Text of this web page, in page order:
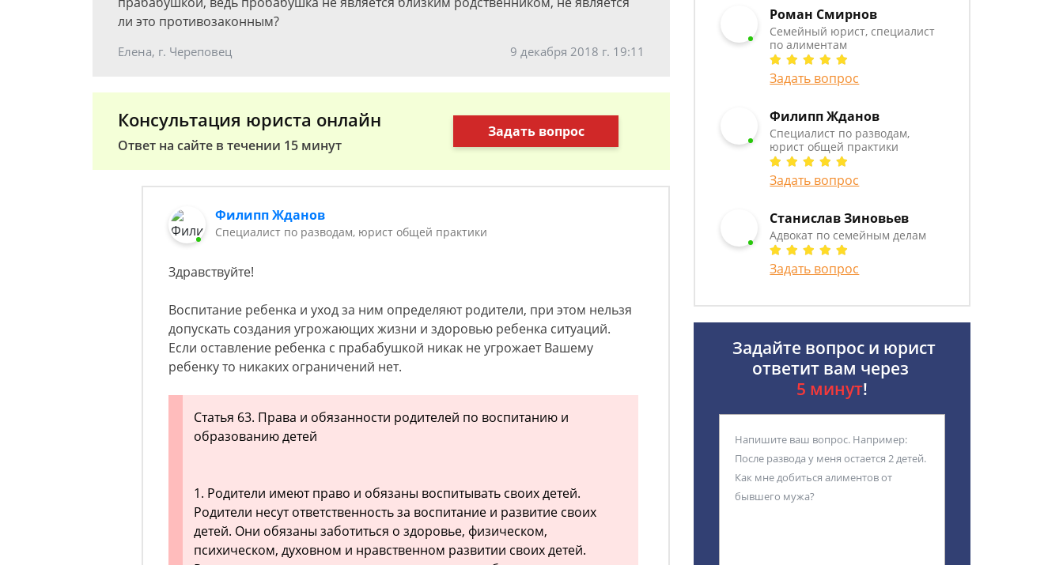
ли это противозаконным?
Елена, г. Череповец 9 декабря 2018 г. 19:11
Консультация юриста онлайн
Ответ на сайте в течении 15 минут
Задать вопрос
Филипп Жданов
Специалист по разводам, юрист общей практики
Здравствуйте!
Воспитание ребенка и уход за ним определяют родители, при этом нельзя
допускать создания угрожающих жизни и здоровью ребенка ситуаций.
Если оставление ребенка с прабабушкой никак не угрожает Вашему
ребенку то никаких ограничений нет.
Статья 63. Права и обязанности родителей по воспитанию и
образованию детей
1. Родители имеют право и обязаны воспитывать своих детей.
Родители несут ответственность за воспитание и развитие своих
детей. Они обязаны заботиться о здоровье, физическом,
психическом, духовном и нравственном развитии своих детей.
Роман Смирнов
Семейный юрист, специалист
по алиментам
Задать вопрос
Филипп Жданов
Специалист по разводам,
юрист общей практики
Задать вопрос
Станислав Зиновьев
Адвокат по семейным делам
Задать вопрос
Задайте вопрос и юрист
ответит вам через
5 минут!